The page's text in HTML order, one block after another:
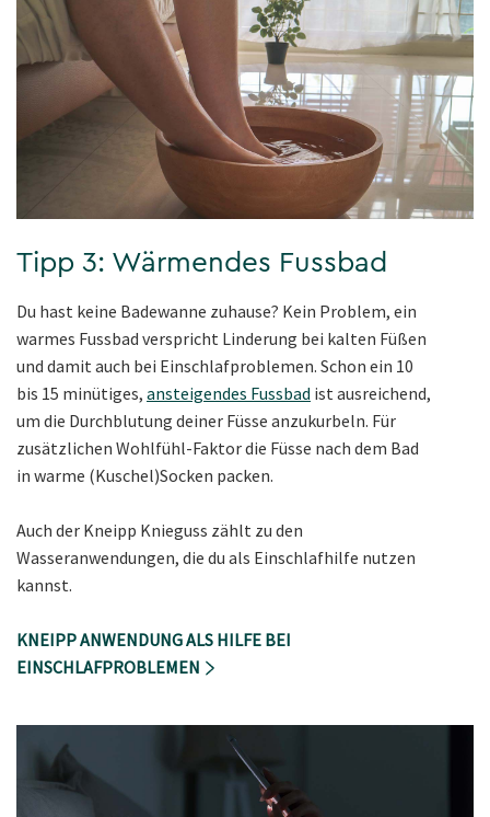
Tipp 3: Wärmendes Fussbad
Du hast keine Badewanne zuhause? Kein Problem, ein
warmes Fussbad verspricht Linderung bei kalten Füßen
und damit auch bei Einschlafproblemen. Schon ein 10
bis 15 minütiges, ansteigendes Fussbad ist ausreichend,
um die Durchblutung deiner Füsse anzukurbeln. Für
zusätzlichen Wohlfühl-Faktor die Füsse nach dem Bad
in warme (Kuschel)Socken packen.
Auch der Kneipp Knieguss zählt zu den
Wasseranwendungen, die du als Einschlafhilfe nutzen
kannst.
KNEIPP ANWENDUNG ALS HILFE BEI
EINSCHLAFPROBLEMEN